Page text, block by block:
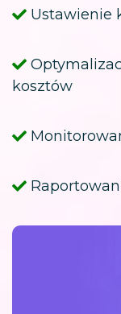
Ustawienie
kosztów